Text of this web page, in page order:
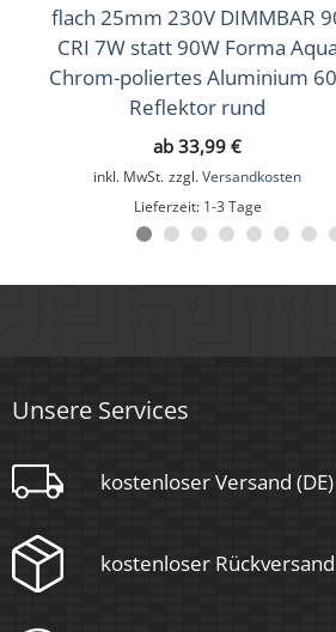
Farbwiedergabe (CRI / Ra)
90
Mittlere Lebensdauer
Material
Sockel
Ultraflach
flach 25mm 230V DIMMBAR
CRI 7W statt 90W Forma Aqua
Chrom-poliertes Aluminium
Reflektor rund
ab 33,99 €
inkl. MwSt. zzgl. Versandkosten
Lieferzeit: 1-3 Tage
Unsere Services
kostenloser Versand (DE)
kostenloser